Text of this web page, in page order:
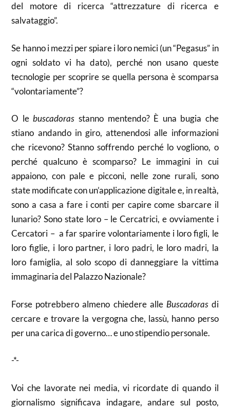
del motore di ricerca “attrezzature di ricerca e
salvataggio”.
Se hanno i mezzi per spiare i loro nemici (un “Pegasus” in
ogni soldato vi ha dato), perché non usano queste
tecnologie per scoprire se quella persona è scomparsa
“volontariamente”?
O lebuscadoras stanno mentendo? È una bugia che
stiano andando in giro, attenendosi alle informazioni
che ricevono? Stanno soffrendo perché lo vogliono, o
perché qualcuno è scomparso? Le immagini in cui
appaiono, con pale e picconi, nelle zone rurali, sono
state modificate con un’applicazione digitale e, in realtà,
sono a casa a fare i conti per capire come sbarcare il
lunario? Sono state loro – le Cercatrici, e ovviamente i
Cercatori – a far sparire volontariamente i loro figli, le
loro figlie, i loro partner, i loro padri, le loro madri, la
loro famiglia, al solo scopo di danneggiare la vittima
immaginaria del Palazzo Nazionale?
Forse potrebbero almeno chiedere alle Buscadorasdi
cercare e trovare la vergogna che, lassù, hanno perso
per una carica di governo… e uno stipendio personale.
-*-
Voi che lavorate nei media, vi ricordate di quando il
giornalismo significava indagare, andare sul posto,